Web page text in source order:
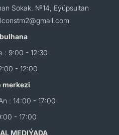
Sokak. №14, Eýüpsultan
: 9:00 - 12:30
- 12:00
merkezi
: 14:00 - 17:00
- 17:00
MEDIÝADA